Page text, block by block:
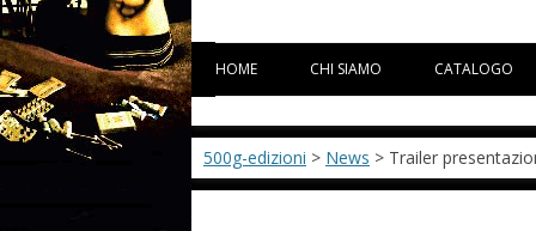
HOME CHI SIAMO CATALOGO
500g-edizioni > News > Trailer